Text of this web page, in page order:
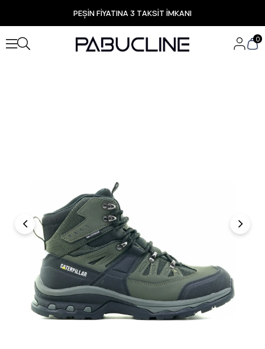
PEŞİN FİYATINA 3 TAKSİT İMKANI
TÜM ÜRÜNLERDE ÜCRETSİZ KARGO
Yeni Sezon Ürünlerde Özel Fırsatlar
Seçili Ürünlerde Hızlı Teslimat
0